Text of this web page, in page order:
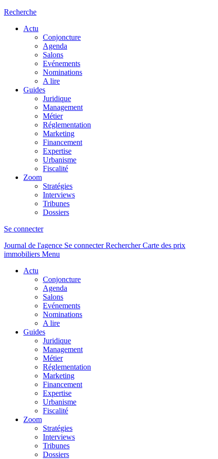
Recherche
Actu
Conjoncture
Agenda
Salons
Evénements
Nominations
A lire
Guides
Juridique
Management
Métier
Réglementation
Marketing
Financement
Expertise
Urbanisme
Fiscalité
Zoom
Stratégies
Interviews
Tribunes
Dossiers
Se connecter
Journal de l'agence Se connecterRechercher Carte des prix
immobiliers Menu
Actu
Conjoncture
Agenda
Salons
Evénements
Nominations
A lire
Guides
Juridique
Management
Métier
Réglementation
Marketing
Financement
Expertise
Urbanisme
Fiscalité
Zoom
Stratégies
Interviews
Tribunes
Dossiers